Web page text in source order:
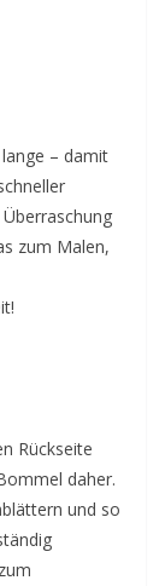
– damit
zum Malen,
Rückseite
daher.
und so